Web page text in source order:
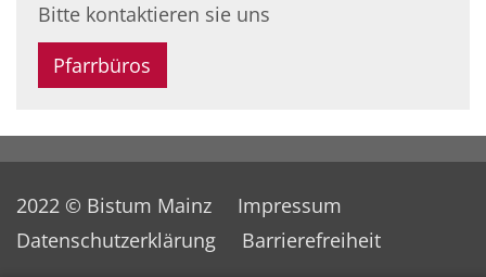
Bitte kontaktieren sie uns
Pfarrbüros
2022 © Bistum Mainz
Impressum
Datenschutzerklärung
Barrierefreiheit